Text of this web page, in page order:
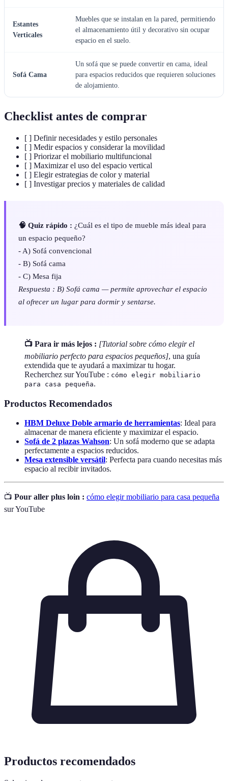
Estantes
Verticales
Muebles que se instalan en la pared, permitiendo
el almacenamiento útil y decorativo sin ocupar
espacio en el suelo.
Sofá Cama
Un sofá que se puede convertir en cama, ideal
para espacios reducidos que requieren soluciones
de alojamiento.
Checklist antes de comprar
[ ] Definir necesidades y estilo personales
[ ] Medir espacios y considerar la movilidad
[ ] Priorizar el mobiliario multifuncional
[ ] Maximizar el uso del espacio vertical
[ ] Elegir estrategias de color y material
[ ] Investigar precios y materiales de calidad
🧠 Quiz rápido : ¿Cuál es el tipo de mueble más ideal para
un espacio pequeño?
- A) Sofá convencional
- B) Sofá cama
- C) Mesa fija
Respuesta : B) Sofá cama — permite aprovechar el espacio
al ofrecer un lugar para dormir y sentarse.
📺 Para ir más lejos : [Tutorial sobre cómo elegir el
mobiliario perfecto para espacios pequeños], una guía
extendida que te ayudará a maximizar tu hogar.
Recherchez sur YouTube : cómo elegir mobiliario
para casa pequeña.
Productos Recomendados
HBM Deluxe Doble armario de herramientas: Ideal para
almacenar de manera eficiente y maximizar el espacio.
Sofá de 2 plazas Wahson: Un sofá moderno que se adapta
perfectamente a espacios reducidos.
Mesa extensible versátil: Perfecta para cuando necesitas más
espacio al recibir invitados.
📺 Pour aller plus loin : cómo elegir mobiliario para casa pequeña
sur YouTube
Productos recomendados